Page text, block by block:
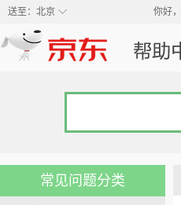
◇
送至： 北京 你好，
常见问题分类